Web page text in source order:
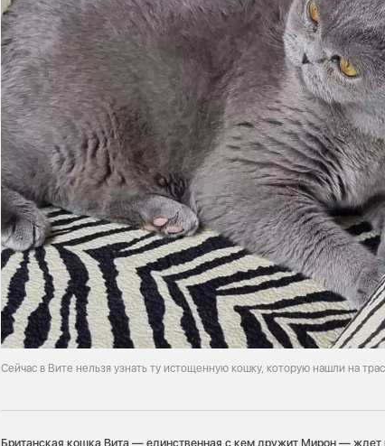
Сейчас в Вите нельзя узнать ту истощенную кошку, которую нашли на
Британская кошка Вита — единственная с кем дружит Мирон — ждет